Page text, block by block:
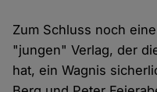
Zum Schluss noch
"jungen" Verlag, der
hat, ein Wagnis